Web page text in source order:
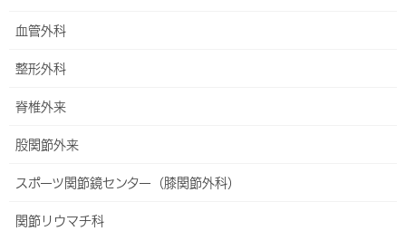
消化器内科
胸焼け外来
肝臓内科
血液内科
人工透析内科
小児科
血管外科
整形外科
脊椎外来
股関節外来
スポーツ関節鏡センター（膝関節外科）
関節リウマチ科